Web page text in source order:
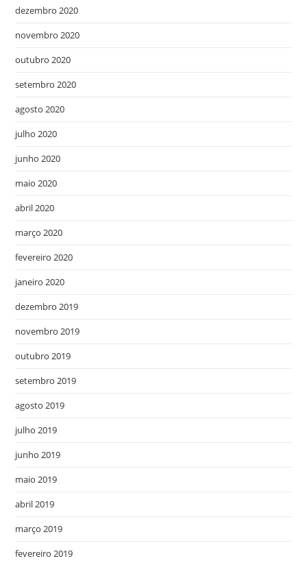
dezembro 2020
novembro 2020
outubro 2020
setembro 2020
agosto 2020
julho 2020
junho 2020
maio 2020
abril 2020
março 2020
fevereiro 2020
janeiro 2020
dezembro 2019
novembro 2019
outubro 2019
setembro 2019
agosto 2019
julho 2019
junho 2019
maio 2019
abril 2019
março 2019
fevereiro 2019